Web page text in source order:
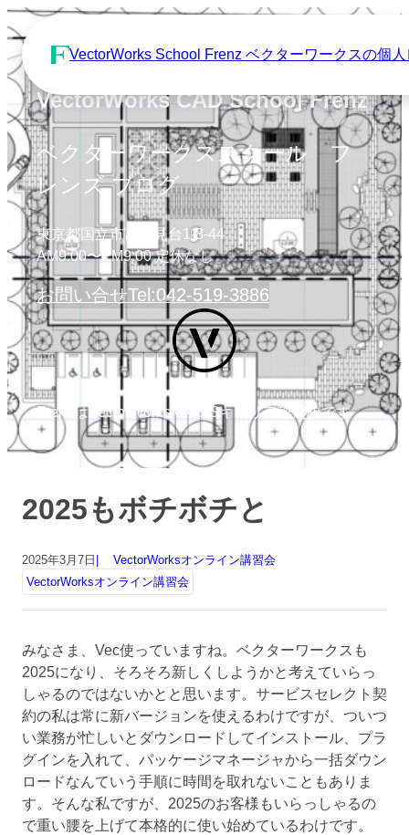
VectorWorks School Frenz ベクターワークスの個
VectorWorks CAD School Frenz
ベクターワークススクール フ
レンズ ブログ
東京都国立市富士見台1-8-44
AM9:00〜PM9:00 定休なし
お問い合せTel:042-519-3886
FrenzはVectorWorks OASISキャリア認定校です
2025もボチボチと
2025年3月7日
VectorWorksオンライン講習会
VectorWorksオンライン講習会
みなさま、Vec使っていますね。ベクターワークスも
2025になり、そろそろ新しくしようかと考えていらっ
しゃるのではないかとと思います。サービスセレクト契
約の私は常に新バージョンを使えるわけですが、ついつ
い業務が忙しいとダウンロードしてインストール、プラ
グインを入れて、パッケージマネージャから一括ダウン
ロードなんていう手順に時間を取れないこともありま
す。そんな私ですが、2025のお客様もいらっしゃるの
で重い腰を上げて本格的に使い始めているわけです。